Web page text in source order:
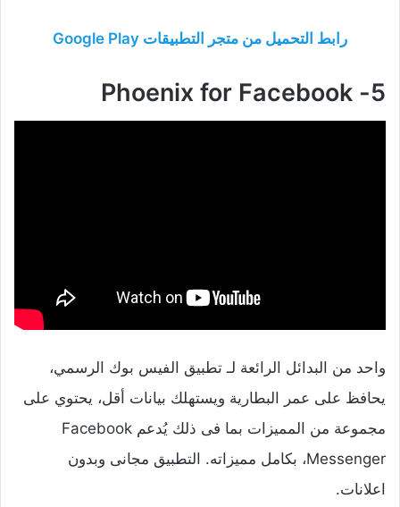
رابط التحميل من متجر التطبيقات Google Play
5- Phoenix for Facebook
واحد من البدائل الرائعة لـ تطبيق الفيس بوك الرسمي،
يحافظ على عمر البطارية ويستهلك بيانات أقل، يحتوي على
مجموعة من المميزات بما فى ذلك يُدعم Facebook
Messenger، بكامل مميزاته. التطبيق مجانى وبدون
اعلانات.